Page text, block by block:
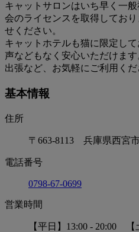
キャットサロンはいち早く一
会のライセンスを取得してお
せください。
キャットホテルも猫に限定し
声などもなく安心いただけま
出張など、お気軽にご利用くだ
基本情報
住所
〒663-8113 兵庫県西宮
電話番号
0798-67-0699
営業時間
【平日】13:00 - 20:00 【